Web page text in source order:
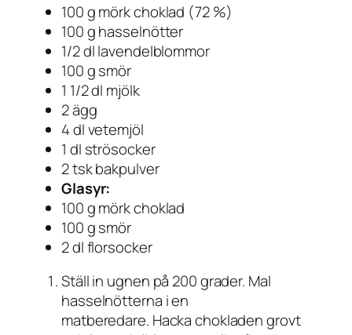
100 g mörk choklad (72 %)
100 g hasselnötter
1/2 dl lavendelblommor
100 g smör
1 1/2 dl mjölk
2 ägg
4 dl vetemjöl
1 dl strösocker
2 tsk bakpulver
Glasyr:
100 g mörk choklad
100 g smör
2 dl florsocker
Ställ in ugnen på 200 grader. Mal
hasselnötterna i en
matberedare. Hacka chokladen grovt